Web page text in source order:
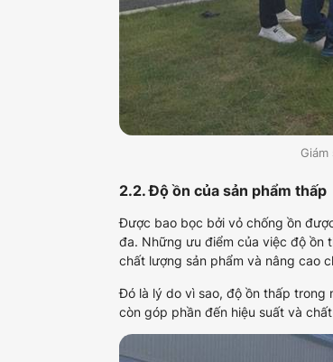
2.2. Độ ồn của sản phẩm thấp
Được bao bọc bởi vỏ chống ồn
đa. Những ưu điểm của việc độ ồn
chất lượng sản phẩm và nâng cao
Đó là lý do vì sao, độ ồn thấp trong
còn góp phần đến hiệu suất và